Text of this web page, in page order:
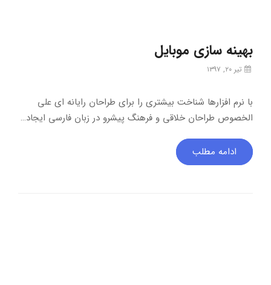
بهینه سازی موبایل
تیر ۲۰, ۱۳۹۷
با نرم افزارها شناخت بیشتری را برای طراحان رایانه ای علی
الخصوص طراحان خلاقی و فرهنگ پیشرو در زبان فارسی ایجاد…
ادامه مطلب